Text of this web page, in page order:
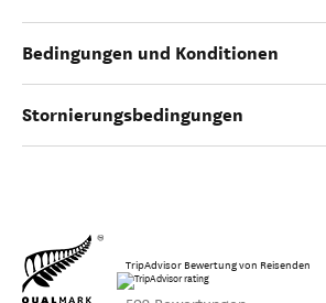
Bedingungen und Konditionen
Stornierungsbedingungen
TripAdvisor Bewertung von Reisenden